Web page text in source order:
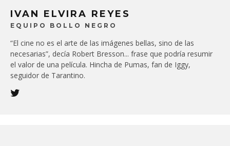
IVAN ELVIRA REYES
EQUIPO BOLLO NEGRO
“El cine no es el arte de las imágenes bellas, sino de las
necesarias”, decía Robert Bresson... frase que podría resumir
el valor de una película. Hincha de Pumas, fan de Iggy,
seguidor de Tarantino.